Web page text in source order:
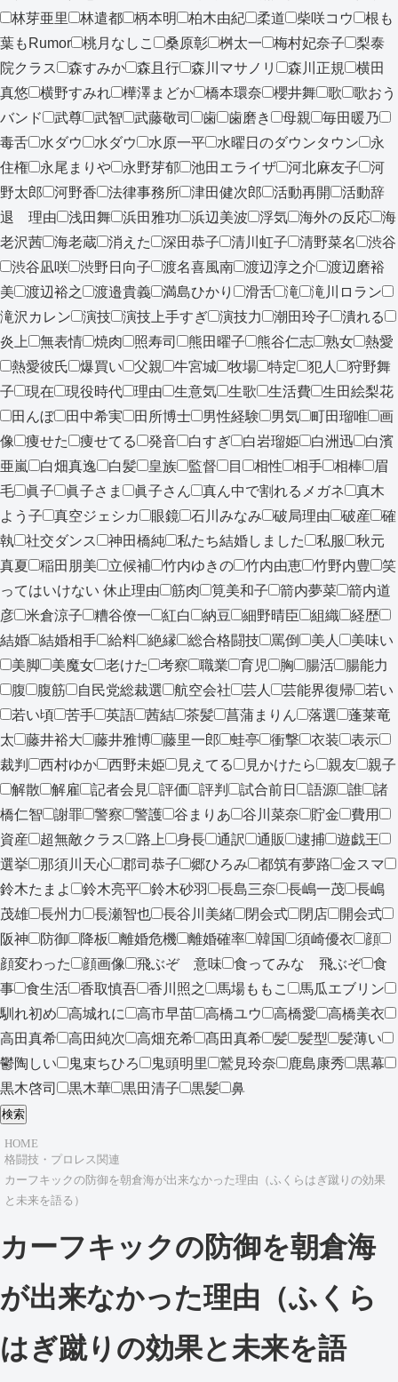
林芽亜里
林遣都 柄本明 柏木由紀 柔道 柴咲コウ
根も
葉もRumor
桃月なしこ 桑原彰 桝太一 梅村妃奈子
梨泰
院クラス
森すみか 森且行 森川マサノリ 森川正規
横田
真悠
横野すみれ 樺澤まどか 橋本環奈 櫻井舞 歌
歌おう
バンド
武尊 武智 武藤敬司 歯 歯磨き 母親
毎田暖乃
毒舌
水ダウ 水ダウ 水原一平 水曜日のダウンタウン
永
住権
永尾まりや 永野芽郁 池田エライザ 河北麻友子
河
野太郎
河野香 法律事務所 津田健次郎 活動再開
活動辞
退 理由
浅田舞 浜田雅功 浜辺美波 浮気 海外の反応
海
老沢茜
海老蔵 消えた 深田恭子 清川虹子 清野菜名
渋谷
渋谷凪咲
渋野日向子 渡名喜風南 渡辺淳之介
渡辺磨裕
美
渡辺裕之 渡邉貴義 満島ひかり 滑舌 滝
滝川ロラン
滝沢カレン
演技 演技上手すぎ 演技力 潮田玲子
潰れる
炎上
無表情 焼肉 照寿司 熊田曜子 熊谷仁志 熟女
熱愛
熱愛彼氏
爆買い 父親 牛宮城 牧場 特定 犯人
狩野舞
子
現在 現役時代 理由 生意気 生歌 生活費
生田絵梨花
田んぼ
田中希実 田所博士 男性経験 男気 町田瑠唯
画
像
痩せた 痩せてる 発音 白すぎ 白岩瑠姫 白洲迅
白濱
亜嵐
白畑真逸 白髪 皇族 監督 目 相性 相手 相棒
眉
毛
眞子 眞子さま 眞子さん 真ん中で割れるメガネ
真木
よう子
真空ジェシカ 眼鏡 石川みなみ 破局理由 破産
確
執
社交ダンス 神田橋純 私たち結婚しました 私服
秋元
真夏
稲田朋美 立候補 竹内ゆきの 竹内由恵 竹野内豊
笑
ってはいけない 休止理由
筋肉 筧美和子 箭内夢菜
箭内道
彦
米倉涼子 糟谷僚一 紅白 納豆 細野晴臣 組織
経歴
結婚
結婚相手 給料 絶縁 総合格闘技 罵倒 美人
美味い
美脚
美魔女 老けた 考察 職業 育児 胸 腸活
腸能力
腹
腹筋 自民党総裁選 航空会社 芸人 芸能界復帰
若い
若い頃
苦手 英語 茜結 茶髪 菖蒲まりん 落選
蓬莱竜
太
藤井裕大 藤井雅博 藤里一郎 蛙亭 衝撃 衣装
表示
裁判
西村ゆか 西野未姫 見えてる 見かけたら 親友
親子
解散
解雇 記者会見 評価 評判 試合前日 語源 誰
諸
橋仁智
謝罪 警察 警護 谷まりあ 谷川菜奈 貯金
費用
資産
超無敵クラス 路上 身長 通訳 通販 逮捕
遊戯王
選挙
那須川天心 郡司恭子 郷ひろみ 都筑有夢路
金スマ
鈴木たまよ
鈴木亮平 鈴木砂羽 長島三奈 長嶋一茂
長嶋
茂雄
長州力 長瀬智也 長谷川美緒 閉会式 閉店
開会式
阪神
防御 降板 離婚危機 離婚確率 韓国 須崎優衣
顔
顔変わった
顔画像 飛ぶぞ 意味 食ってみな 飛ぶぞ
食
事
食生活 香取慎吾 香川照之 馬場ももこ
馬瓜エブリン
馴れ初め
高城れに 高市早苗 高橋ユウ 高橋愛
高橋美衣
高田真希
高田純次 高畑充希 髙田真希 髪 髪型
髪薄い
鬱陶しい
鬼束ちひろ 鬼頭明里 鷲見玲奈 鹿島康秀
黒幕
黒木啓司
黒木華 黒田清子 黒髪 鼻
検索
HOME
格闘技・プロレス関連
カーフキックの防御を朝倉海が出来なかった理由（ふくらはぎ蹴りの効果
と未来を語る）
カーフキックの防御を朝倉海
が出来なかった理由（ふくら
はぎ蹴りの効果と未来を語